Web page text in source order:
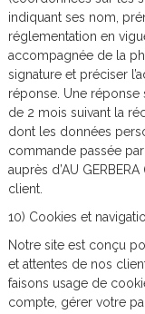
indiquant ses nom,
réglementation en
accompagnée de la
signature et préciser
réponse. Une réponse
de 2 mois suivant la
dont les données
commande passée
auprès d’AU
client.
10) Cookies et
Notre site est conçu
et attentes de nos
faisons usage de
compte, gérer votre